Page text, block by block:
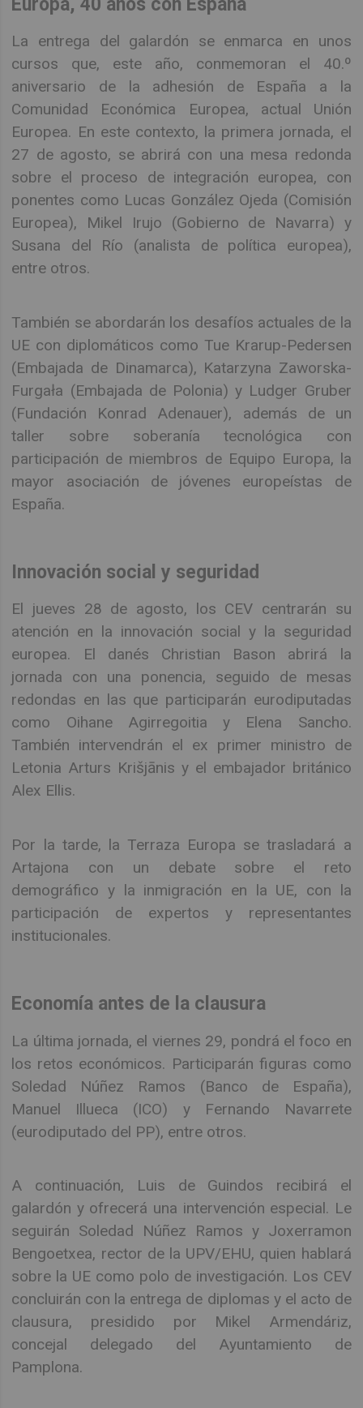
Europa, 40 años con España
La entrega del galardón se enmarca en unos
cursos que, este año, conmemoran el 40.º
aniversario de la adhesión de España a la
Comunidad Económica Europea, actual Unión
Europea. En este contexto, la primera jornada, el
27 de agosto, se abrirá con una mesa redonda
sobre el proceso de integración europea, con
ponentes como Lucas González Ojeda (Comisión
Europea), Mikel Irujo (Gobierno de Navarra) y
Susana del Río (analista de política europea),
entre otros.
También se abordarán los desafíos actuales de la
UE con diplomáticos como Tue Krarup-Pedersen
(Embajada de Dinamarca), Katarzyna Zaworska-
Furgała (Embajada de Polonia) y Ludger Gruber
(Fundación Konrad Adenauer), además de un
taller sobre soberanía tecnológica con
participación de miembros de Equipo Europa, la
mayor asociación de jóvenes europeístas de
España.
Innovación social y seguridad
El jueves 28 de agosto, los CEV centrarán su
atención en la innovación social y la seguridad
europea. El danés Christian Bason abrirá la
jornada con una ponencia, seguido de mesas
redondas en las que participarán eurodiputadas
como Oihane Agirregoitia y Elena Sancho.
También intervendrán el ex primer ministro de
Letonia Arturs Krišjānis y el embajador británico
Alex Ellis.
Por la tarde, la Terraza Europa se trasladará a
Artajona con un debate sobre el reto
demográfico y la inmigración en la UE, con la
participación de expertos y representantes
institucionales.
Economía antes de la clausura
La última jornada, el viernes 29, pondrá el foco en
los retos económicos. Participarán figuras como
Soledad Núñez Ramos (Banco de España),
Manuel Illueca (ICO) y Fernando Navarrete
(eurodiputado del PP), entre otros.
A continuación, Luis de Guindos recibirá el
galardón y ofrecerá una intervención especial. Le
seguirán Soledad Núñez Ramos y Joxerramon
Bengoetxea, rector de la UPV/EHU, quien hablará
sobre la UE como polo de investigación. Los CEV
concluirán con la entrega de diplomas y el acto de
clausura, presidido por Mikel Armendáriz,
concejal delegado del Ayuntamiento de
Pamplona.